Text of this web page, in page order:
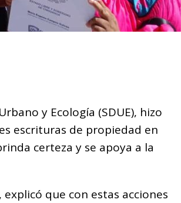
y Ecología (SDUE), hizo
escrituras de propiedad en
certeza y se apoya a la
que con estas acciones